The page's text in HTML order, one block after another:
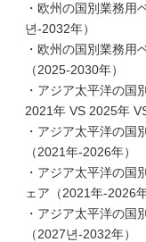
・欧州の国別業務用
년-2032年）
・欧州の国別業務用
（2025-2030年）
・アジア太平洋の国
2021年 VS 2025年
・アジア太平洋の国
（2021年-2026年）
・アジア太平洋の国
ェア（2021年-2026年
・アジア太平洋の国
（2027년-2032年）